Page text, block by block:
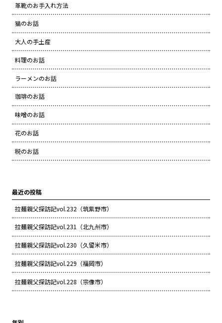
革靴のお手入れ方法
猫のお話
大人の手土産
料理のお話
ラーメンのお話
珈琲のお話
味噌のお話
花のお話
税のお話
最近の投稿
拉麺親父探訪記vol.232（筑紫野市）
拉麺親父探訪記vol.231（北九州市）
拉麺親父探訪記vol.230（久留米市）
拉麺親父探訪記vol.229（福岡市）
拉麺親父探訪記vol.228（宗像市）